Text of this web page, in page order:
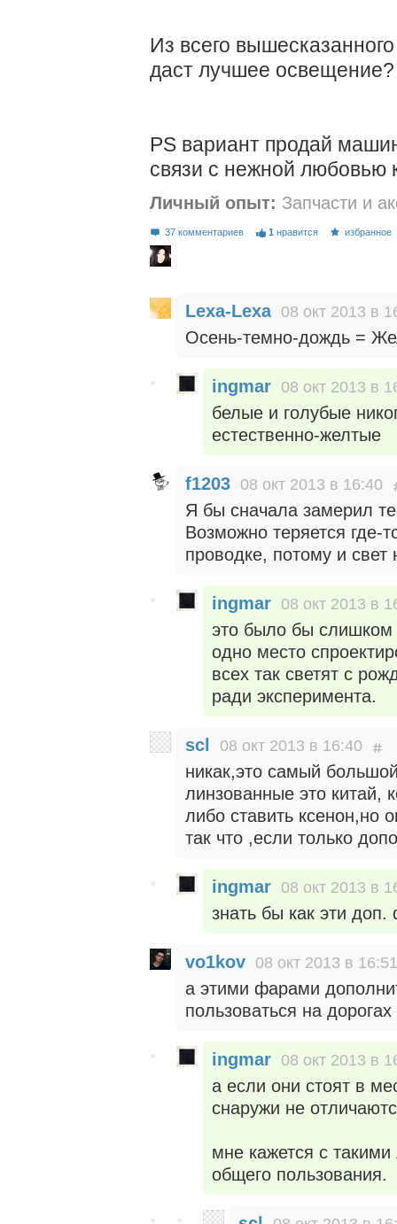
Из всего
даст лучшее
PS вариант продай
связи с нежной любовью
Личный опыт: Запчасти и
37 комментариев 1 нравится избранное
Lexa-Lexa 08 окт 2013 в
Осень-темно-дождь =
ingmar 08 окт 2013 в
белые и голубые
естественно-желтые
f1203 08 окт 2013 в 16:40
Я бы сначала замерил
Возможно теряется где-
проводке, потому и свет
ingmar 08 окт 2013 в
это было бы слишком
одно место
всех так светят с
ради эксперимента.
scl 08 окт 2013 в 16:40
никак,это самый
линзованные это китай,
либо ставить ксенон,но
так что ,если только
ingmar 08 окт 2013 в
знать бы как эти доп.
vo1kov 08 окт 2013 в 16:51
а этими фарами
пользоваться на
ingmar 08 окт 2013 в
а если они стоят в
снаружи не
мне кажется с
общего пользования.